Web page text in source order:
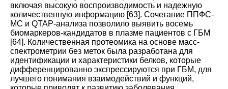
включая высокую воспроизводимость и надежную
количественную информацию [63]. Сочетание ППФС-
МС и QTAP-анализа позволило выявить восемь
биомаркеров-кандидатов в плазме пациентов с ГБМ
[64]. Количественная протеомика на основе масс-
спектрометрии без меток была разработана для
идентификации и характеристики белков, которые
дифференцированно экспрессируются при ГБМ, для
лучшего понимания взаимодействий и функций,